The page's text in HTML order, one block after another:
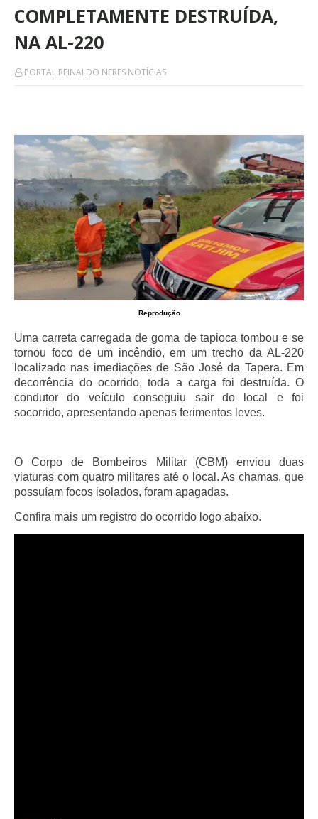
COMPLETAMENTE DESTRUÍDA,
NA AL-220
PORTAL REINALDO NERES NOTÍCIAS
Reprodução
Uma carreta carregada de goma de tapioca tombou e se
tornou foco de um incêndio, em um trecho da AL-220
localizado nas imediações de São José da Tapera. Em
decorrência do ocorrido, toda a carga foi destruída. O
condutor do veículo conseguiu sair do local e foi
socorrido, apresentando apenas ferimentos leves.
O Corpo de Bombeiros Militar (CBM) enviou duas
viaturas com quatro militares até o local. As chamas, que
possuíam focos isolados, foram apagadas.
Confira mais um registro do ocorrido logo abaixo.